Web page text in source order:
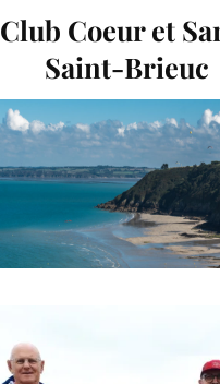
Club Coeur et
Saint-Brieuc